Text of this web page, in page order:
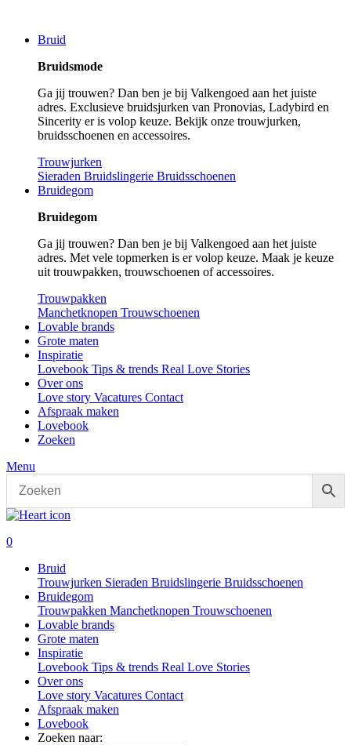
Bruid
Bruidsmode
Ga jij trouwen? Dan ben je bij Valkengoed aan het juiste
adres. Exclusieve bruidsjurken van Pronovias, Ladybird en
Sincerity er is volop keuze. Bekijk onze trouwjurken,
bruidsschoenen en accessoires.
Trouwjurken
Sieraden Bruidslingerie Bruidsschoenen
Bruidegom
Bruidegom
Ga jij trouwen? Dan ben je bij Valkengoed aan het juiste
adres. Met vele topmerken is er volop keuze. Maak je keuze
uit trouwpakken, trouwschoenen of accessoires.
Trouwpakken
Manchetknopen Trouwschoenen
Lovable brands
Grote maten
Inspiratie
Lovebook Tips & trends Real Love Stories
Over ons
Love story Vacatures Contact
Afspraak maken
Lovebook
Zoeken
Menu
0
Bruid
Trouwjurken Sieraden Bruidslingerie Bruidsschoenen
Bruidegom
Trouwpakken Manchetknopen Trouwschoenen
Lovable brands
Grote maten
Inspiratie
Lovebook Tips & trends Real Love Stories
Over ons
Love story Vacatures Contact
Afspraak maken
Lovebook
Zoeken naar: